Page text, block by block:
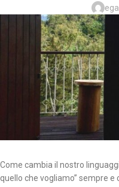
ega
Come cambia il nostro
quello che vogliamo” sempre e